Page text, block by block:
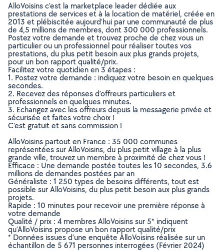
AlloVoisins c’est la marketplace leader dédiée aux
prestations de services et à la location de matériel, créée en
2013 et plébiscitée aujourd’hui par une communauté de plus
de 4,5 millions de membres, dont 300 000 professionnels.
Postez votre demande et trouvez proche de chez vous un
particulier ou un professionnel pour réaliser toutes vos
prestations, du plus petit besoin aux plus grands projets,
pour un bon rapport qualité/prix.
Facilitez votre quotidien en 3 étapes :
1. Postez votre demande : indiquez votre besoin en quelques
secondes.
2. Recevez des réponses d’offreurs particuliers et
professionnels en quelques minutes.
3. Echangez avec les offreurs depuis la messagerie privée et
sécurisée et faites votre choix !
C’est gratuit et sans commission !
AlloVoisins partout en France : 35 000 communes
représentées sur AlloVoisins, du plus petit village à la plus
grande ville, trouvez un membre à proximité de chez vous !
Efficace : Une demande postée toutes les 10 secondes, 3.6
millions de demandes postées par an
Généraliste : 1 250 types de besoins différents, tout est
possible sur AlloVoisins, du plus petit besoin aux plus grands
projets.
Rapide : 10 minutes pour recevoir une première réponse à
votre demande
Qualité / prix : 4 membres AlloVoisins sur 5* indiquent
qu’AlloVoisins propose un bon rapport qualité/prix
* Données issues d’une enquête AlloVoisins réalisée sur un
échantillon de 5 671 personnes interrogées (Février 2024)